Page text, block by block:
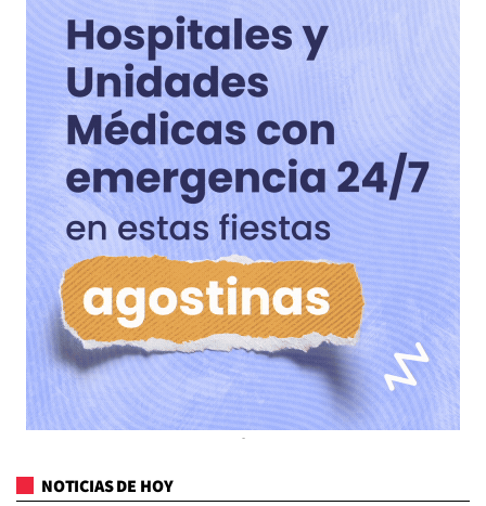
NOTICIAS DE HOY